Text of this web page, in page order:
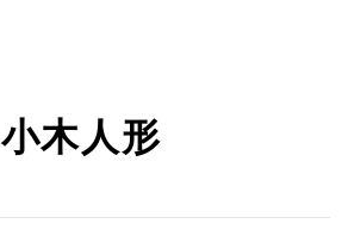
小木人形